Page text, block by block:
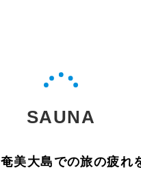
SAUNA
奄美大島での旅の疲れ